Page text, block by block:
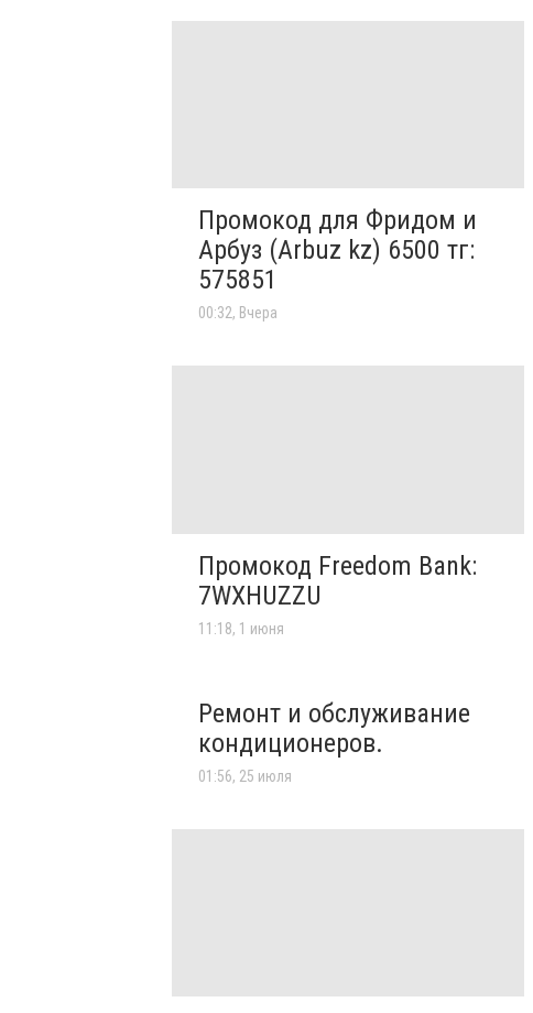
Промокод для Фридом и
Арбуз (Arbuz kz) 6500 тг:
575851
00:32, Вчера
Промокод Freedom Bank:
7WXHUZZU
11:18, 1 июня
Ремонт и обслуживание
кондиционеров.
01:56, 25 июля